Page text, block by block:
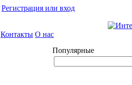
Регистрация или вход
Контакты О нас
Популярные